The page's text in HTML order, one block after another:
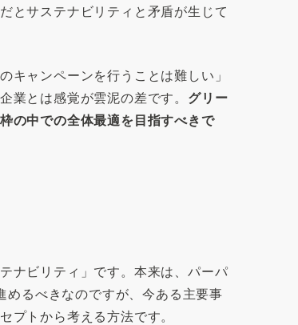
とサステナビリティと矛盾が生じて
ャンペーンを行うことは難しい」
とは感覚が雲泥の差です。 グリー
の中での全体最適を目指すべきで
ナビリティ」です。本来は、パーパ
るべきなのですが、今ある主要事
トから考える方法です。